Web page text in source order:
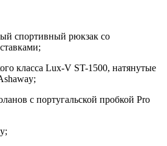
спортивный рюкзак со
класса Lux-V ST-1500, натянутые
с португальской пробкой Pro